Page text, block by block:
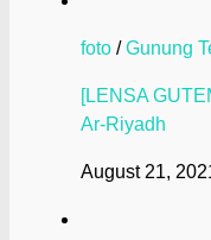
foto /Gunung
[LENSA
Ar-Riyadh
August 21,